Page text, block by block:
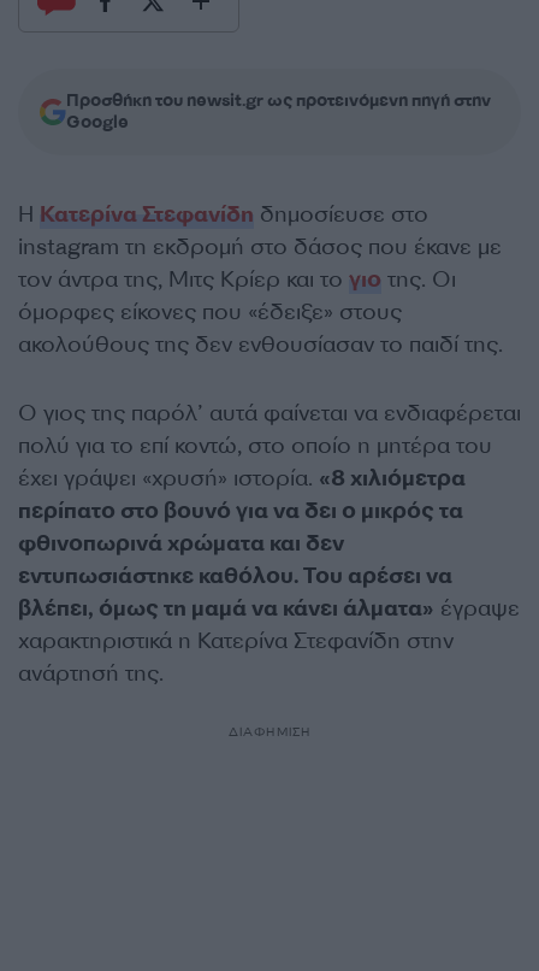
Προσθήκη του newsit.gr ως προτεινόμενη πηγή στην
Google
Η Κατερίνα Στεφανίδη δημοσίευσε στο
instagram τη εκδρομή στο δάσος που έκανε με
τον άντρα της, Μιτς Κρίερ και το γιο της. Οι
όμορφες είκονες που «έδειξε» στους
ακολούθους της δεν ενθουσίασαν το παιδί της.
Ο γιος της παρόλ’ αυτά φαίνεται να ενδιαφέρεται
πολύ για το επί κοντώ, στο οποίο η μητέρα του
έχει γράψει «χρυσή» ιστορία. «8 χιλιόμετρα
περίπατο στο βουνό για να δει ο μικρός τα
φθινοπωρινά χρώματα και δεν
εντυπωσιάστηκε καθόλου. Του αρέσει να
βλέπει, όμως τη μαμά να κάνει άλματα» έγραψε
χαρακτηριστικά η Κατερίνα Στεφανίδη στην
ανάρτησή της.
ΔΙΑΦΗΜΙΣΗ